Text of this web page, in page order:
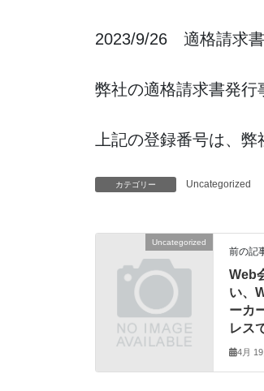
2023/9/26 適格請求書
弊社の適格請求書発行
上記の登録番号は、
カテゴリー Uncategorized
Uncategorized
前の記
Web
い、
ーカ
レス
4月